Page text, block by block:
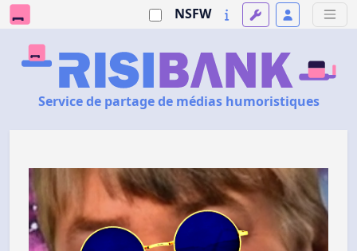
NSFW
Service de partage de médias humoristiques